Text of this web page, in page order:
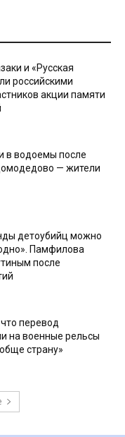
и «Русская
российскими
акции памяти
в водоемы после
— жители
детоубийц можно
Памфилова
после
перевод
на военные рельсы
страну»